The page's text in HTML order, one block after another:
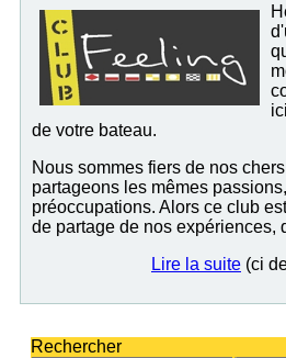
de votre bateau.
Nous sommes fiers de nos
partageons les mêmes
préoccupations. Alors ce club
de partage de nos expériences,
Lire la suite (ci
Rechercher